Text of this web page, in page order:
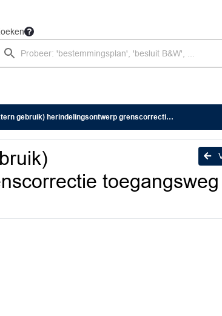
herindelingsontwerp grenscorrectie toegangsweg "spottersbult Marsum"
toegangsweg